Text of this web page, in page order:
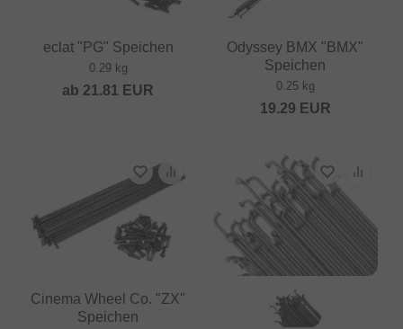
eclat "PG" Speichen
0.29 kg
ab 21.81 EUR
Odyssey BMX "BMX"
Speichen
0.25 kg
19.29 EUR
Cinema Wheel Co. "ZX"
Speichen